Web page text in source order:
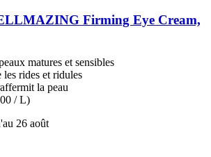
Firming Eye Cream,
matures et sensibles
rides et ridules
la peau
/ L)
26 août